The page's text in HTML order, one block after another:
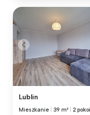
Lublin
Mieszkanie 39 m² 2 pokoi